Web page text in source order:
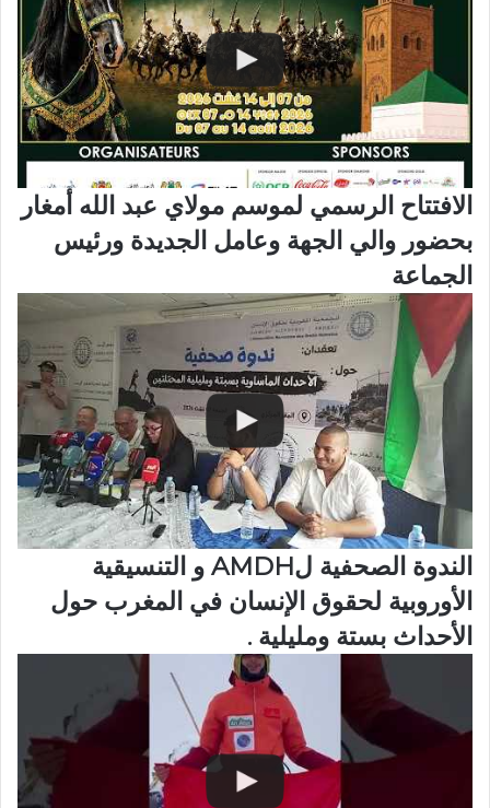
الافتتاح الرسمي لموسم مولاي عبد الله أمغار
بحضور والي الجهة وعامل الجديدة ورئيس
الجماعة
الندوة الصحفية لAMDH و التنسيقية
الأوروبية لحقوق الإنسان في المغرب حول
الأحداث بستة ومليلية .